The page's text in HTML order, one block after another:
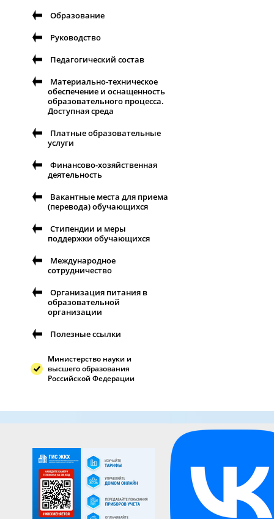
Образование
Руководство
Педагогический состав
Материально-техническое
обеспечение и оснащенность
образовательного процесса.
Доступная среда
Платные образовательные
услуги
Финансово-хозяйственная
деятельность
Вакантные места для приема
(перевода) обучающихся
Стипендии и меры
поддержки обучающихся
Международное
сотрудничество
Организация питания в
образовательной
организации
Полезные ссылки
Министерство науки и
высшего образования
Российской Федерации